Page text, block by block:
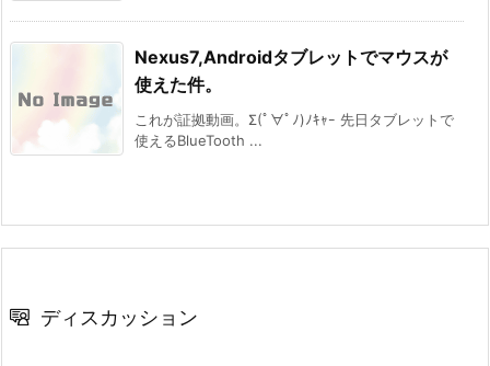
Nexus7,Androidタブレットでマウスが
使えた件。
これが証拠動画。Σ(ﾟ∀ﾟﾉ)ﾉｷｬｰ 先日タブレットで
使えるBlueTooth ...
ディスカッション